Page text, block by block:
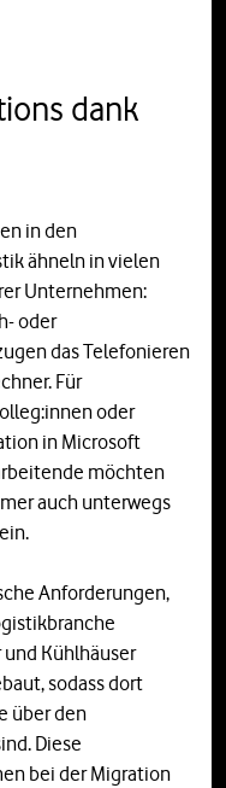
dank
in den
ähneln in vielen
Unternehmen:
oder
das Telefonieren
Für
oder
in Microsoft
möchten
auch unterwegs
Anforderungen,
und Kühlhäuser
sodass dort
über den
Diese
bei der Migration